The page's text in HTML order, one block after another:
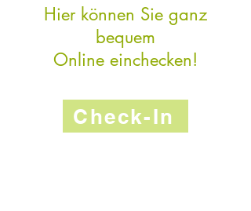
Hier können Sie ganz
bequem
Online einchecken!
Check-In